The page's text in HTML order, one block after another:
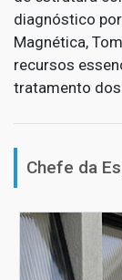
diagnóstico
Magnética,
recursos
tratamento
Chefe da